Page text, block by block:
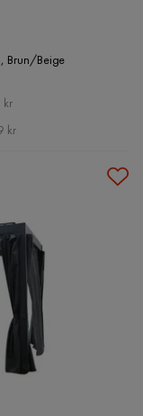
Brun/Beige
kr
kr